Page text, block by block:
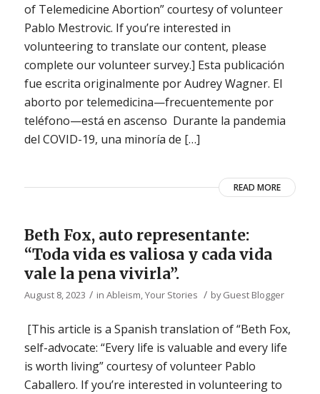
of Telemedicine Abortion” courtesy of volunteer
Pablo Mestrovic. If you’re interested in
volunteering to translate our content, please
complete our volunteer survey.] Esta publicación
fue escrita originalmente por Audrey Wagner. El
aborto por telemedicina—frecuentemente por
teléfono—está en ascenso Durante la pandemia
del COVID-19, una minoría de […]
READ MORE
Beth Fox, auto representante:
“Toda vida es valiosa y cada vida
vale la pena vivirla”.
August 8, 2023 / in Ableism,Your Stories / byGuest Blogger
[This article is a Spanish translation of “Beth Fox,
self-advocate: “Every life is valuable and every life
is worth living” courtesy of volunteer Pablo
Caballero. If you’re interested in volunteering to